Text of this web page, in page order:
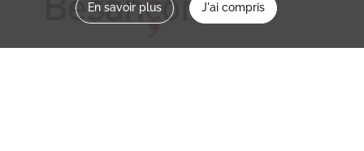
En savoir plus J'ai compris